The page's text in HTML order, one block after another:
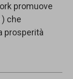
promuove
che
prosperità